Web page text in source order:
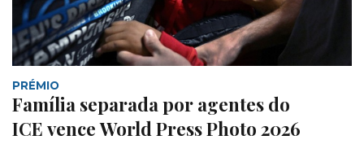
PRÉMIO
Família separada por agentes do
ICE vence World Press Photo 2026